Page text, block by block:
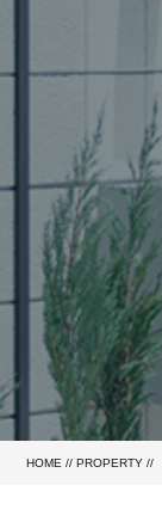
HOME //PROPERTY //